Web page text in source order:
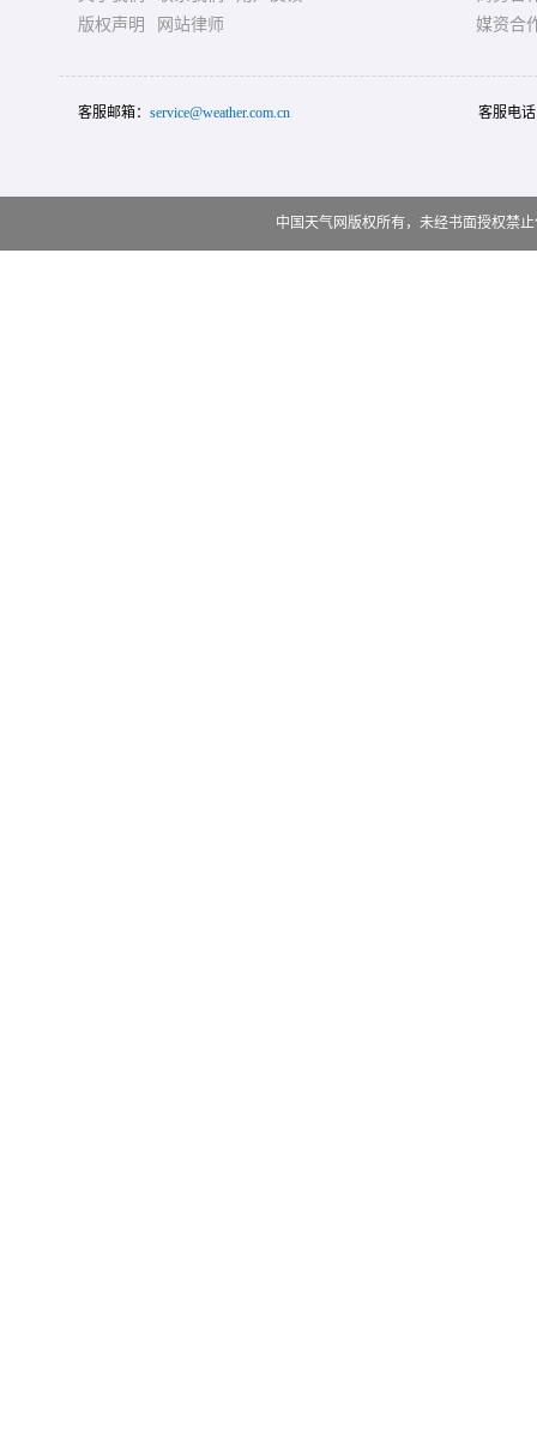
版权声明
网站律师
媒资合
客服邮箱： service@weather.com.cn 客服电
中国天气网版权所有，未经书面授权